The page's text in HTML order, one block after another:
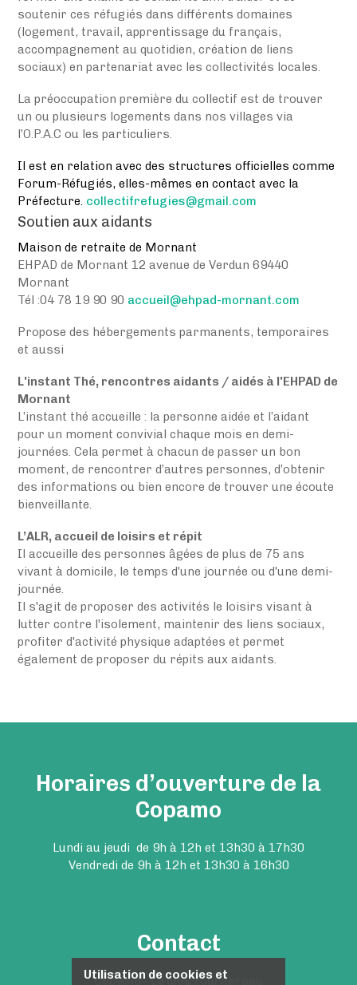
soutenir ces réfugiés dans différents domaines
(logement, travail, apprentissage du français,
accompagnement au quotidien, création de liens
sociaux) en partenariat avec les collectivités locales.
La préoccupation première du collectif est de trouver
un ou plusieurs logements dans nos villages via
l’O.P.A.C ou les particuliers.
Il est en relation avec des structures officielles comme
Forum-Réfugiés, elles-mêmes en contact avec la
Préfecture. collectifrefugies@gmail.com
Soutien aux aidants
Maison de retraite de Mornant
EHPAD de Mornant 12 avenue de Verdun 69440
Mornant
Tél :04 78 19 90 90 accueil@ehpad-mornant.com
Propose des hébergements parmanents, temporaires
et aussi
L'instant Thé, rencontres aidants / aidés à l'EHPAD de
Mornant
L’instant thé accueille : la personne aidée et l’aidant
pour un moment convivial chaque mois en demi-
journées. Cela permet à chacun de passer un bon
moment, de rencontrer d’autres personnes, d’obtenir
des informations ou bien encore de trouver une écoute
bienveillante.
L’ALR, accueil de loisirs et répit
Il accueille des personnes âgées de plus de 75 ans
vivant à domicile, le temps d'une journée ou d'une demi-
journée.
Il s'agit de proposer des activités le loisirs visant à
lutter contre l'isolement, maintenir des liens sociaux,
profiter d'activité physique adaptées et permet
également de proposer du répits aux aidants.
Horaires d’ouverture de la
Copamo
Lundi au jeudi de 9h à 12h et 13h30 à 17h30
Vendredi de 9h à 12h et 13h30 à 16h30
Contact
Copamo - Le clos Fournereau
Utilisation de cookies et